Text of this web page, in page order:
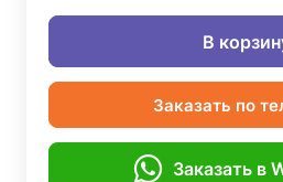
В
Заказать по
Заказать в